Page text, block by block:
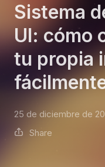
Sistema
UI: cómo
tu propia
25 de diciembre de
Share